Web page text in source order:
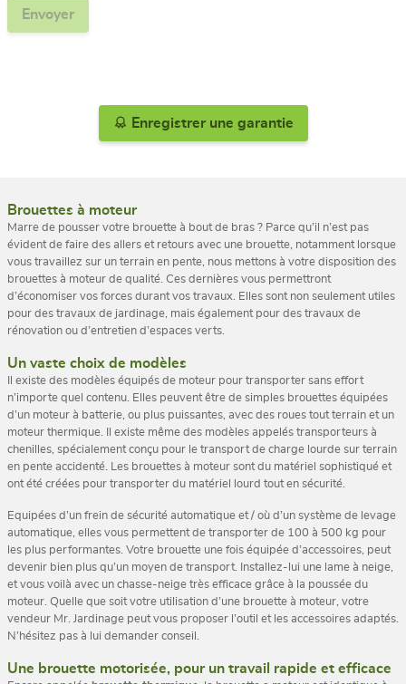
Brouettes à moteur
Marre de pousser votre brouette à bout de bras ? Parce qu’il n’est pas
évident de faire des allers et retours avec une brouette, notamment lorsque
vous travaillez sur un terrain en pente, nous mettons à votre disposition des
brouettes à moteur de qualité. Ces dernières vous permettront
d’économiser vos forces durant vos travaux. Elles sont non seulement utiles
pour des travaux de jardinage, mais également pour des travaux de
rénovation ou d’entretien d’espaces verts.
Un vaste choix de modèles
Il existe des modèles équipés de moteur pour transporter sans effort
n’importe quel contenu. Elles peuvent être de simples brouettes équipées
d’un moteur à batterie, ou plus puissantes, avec des roues tout terrain et un
moteur thermique. Il existe même des modèles appelés transporteurs à
chenilles, spécialement conçu pour le transport de charge lourde sur terrain
en pente accidenté. Les brouettes à moteur sont du matériel sophistiqué et
ont été créées pour transporter du matériel lourd tout en sécurité.
Equipées d’un frein de sécurité automatique et / où d’un système de levage
automatique, elles vous permettent de transporter de 100 à 500 kg pour
les plus performantes. Votre brouette une fois équipée d’accessoires, peut
devenir bien plus qu’un moyen de transport. Installez-lui une lame à neige,
et vous voilà avec un chasse-neige très efficace grâce à la poussée du
moteur. Quelle que soit votre utilisation d’une brouette à moteur, votre
vendeur Mr. Jardinage peut vous proposer l’outil et les accessoires adaptés.
N’hésitez pas à lui demander conseil.
Une brouette motorisée, pour un travail rapide et efficace
Enregistrer une garantie